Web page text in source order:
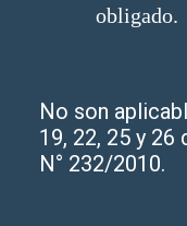
obligado.
No son
19, 22, 25 y
N° 232/2010.